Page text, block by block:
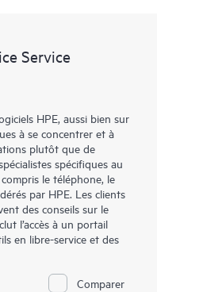
Service
HPE, aussi bien sur
à se concentrer et à
plutôt que de
spécifiques au
le téléphone, le
par HPE. Les clients
des conseils sur le
l’accès à un portail
en libre-service et des
Comparer